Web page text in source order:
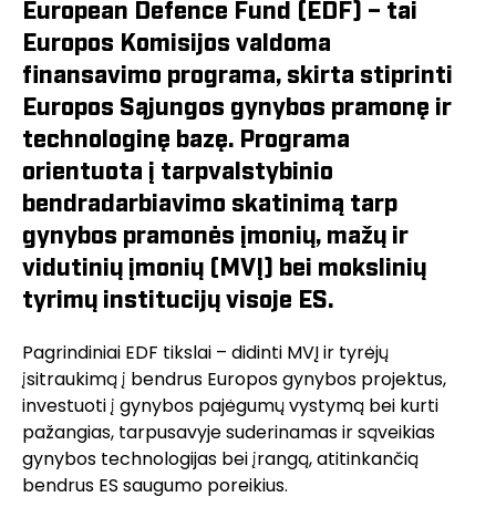
European Defence Fund (EDF) – tai
Europos Komisijos valdoma
finansavimo programa, skirta stiprinti
Europos Sąjungos gynybos pramonę ir
technologinę bazę. Programa
orientuota į tarpvalstybinio
bendradarbiavimo skatinimą tarp
gynybos pramonės įmonių, mažų ir
vidutinių įmonių (MVĮ) bei mokslinių
tyrimų institucijų visoje ES.
Pagrindiniai EDF tikslai – didinti MVĮ ir tyrėjų
įsitraukimą į bendrus Europos gynybos projektus,
investuoti į gynybos pajėgumų vystymą bei kurti
pažangias, tarpusavyje suderinamas ir sąveikias
gynybos technologijas bei įrangą, atitinkančią
bendrus ES saugumo poreikius.